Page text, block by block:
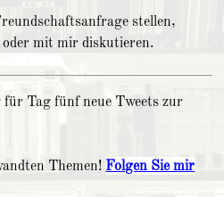
stellen,
oder mit mir diskutieren.
für Tag fünf neue Tweets zur
Themen! Folgen Sie mir